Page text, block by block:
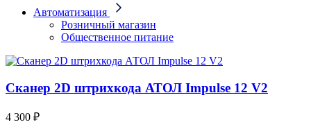
Автоматизация
Розничный магазин
Общественное питание
Сканер 2D штрихкода АТОЛ Impulse 12 V2
4 300 ₽